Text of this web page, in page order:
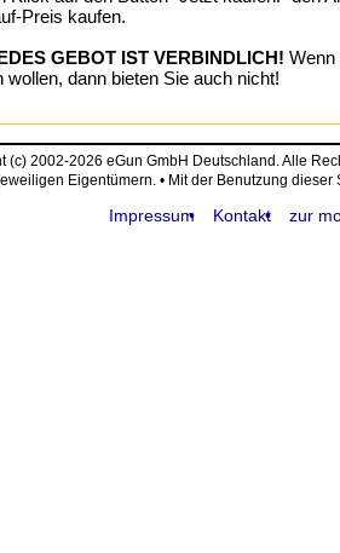
Preis kaufen.
GEBOT IST VERBINDLICH! Wenn
wollen, dann bieten Sie auch nicht!
(c) 2002-2026 eGun GmbH Deutschland. Alle
Eigentümern. • Mit der Benutzung
Impressum Kontakt zur